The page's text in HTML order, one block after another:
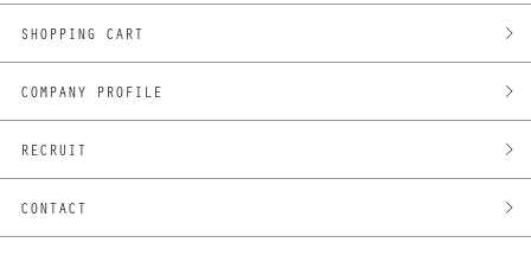
SHOPPING CART
COMPANY PROFILE
RECRUIT
CONTACT